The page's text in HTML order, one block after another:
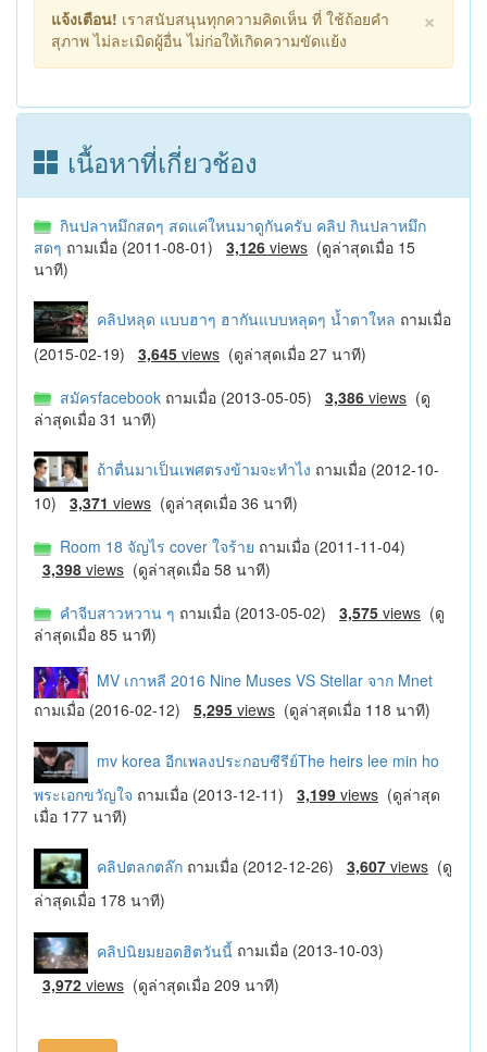
×
แจ้งเตือน! เราสนับสนุนทุกความคิดเห็น ที่ ใช้ถ้อยคำ
สุภาพ ไม่ละเมิดผู้อื่น ไม่ก่อให้เกิดความขัดแย้ง
เนื้อหาที่เกี่ยวช้อง
กินปลาหมึกสดๆ สดแค่ใหนมาดูกันครับ คลิป กินปลาหมึก
สดๆ ถามเมื่อ (2011-08-01) 3,126 views (ดูล่าสุดเมื่อ 15
นาที)
คลิปหลุด แบบฮาๆ ฮากันแบบหลุดๆ น้ำตาใหล ถามเมื่อ
(2015-02-19) 3,645 views (ดูล่าสุดเมื่อ 27 นาที)
สมัครfacebook ถามเมื่อ (2013-05-05) 3,386 views (ดู
ล่าสุดเมื่อ 31 นาที)
ถ้าตื่นมาเป็นเพศตรงข้ามจะทำไง ถามเมื่อ (2012-10-
10) 3,371 views (ดูล่าสุดเมื่อ 36 นาที)
Room 18 จัญไร cover ใจร้าย ถามเมื่อ (2011-11-04)
3,398 views (ดูล่าสุดเมื่อ 58 นาที)
คําจีบสาวหวาน ๆ ถามเมื่อ (2013-05-02) 3,575 views (ดู
ล่าสุดเมื่อ 85 นาที)
MV เกาหลี 2016 Nine Muses VS Stellar จาก Mnet
ถามเมื่อ (2016-02-12) 5,295 views (ดูล่าสุดเมื่อ 118 นาที)
mv korea อีกเพลงประกอบซีรีย์The heirs lee min ho
พระเอกขวัญใจ ถามเมื่อ (2013-12-11) 3,199 views (ดูล่าสุด
เมื่อ 177 นาที)
คลิปตลกตล๊ก ถามเมื่อ (2012-12-26) 3,607 views (ดู
ล่าสุดเมื่อ 178 นาที)
คลิปนิยมยอดฮิตวันนี้ ถามเมื่อ (2013-10-03)
3,972 views (ดูล่าสุดเมื่อ 209 นาที)